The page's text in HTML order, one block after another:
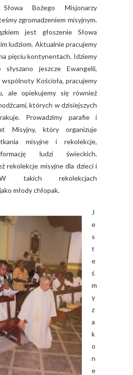
Słowa Bożego Misjonarzy
zgromadzeniem misyjnym.
jest głoszenie Słowa
ludziom. Aktualnie pracujemy
pięciu kontynentach. Idziemy
jeszcze Ewangelii,
Kościoła, pracujemy
ale opiekujemy się również
których w dzisiejszych
Prowadzimy parafie i
Misyjny, który organizuje
misyjne i rekolekcje,
ludzi świeckich.
rekolekcje misyjne dla dzieci i
W takich rekolekcjach
młody chłopak.
J
e
s
t
e
ś
m
y
z
a
k
o
n
e